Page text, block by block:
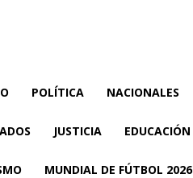
POLÍTICA NACIONALES
JUSTICIA EDUCACIÓN
MUNDIAL DE FÚTBOL 2026